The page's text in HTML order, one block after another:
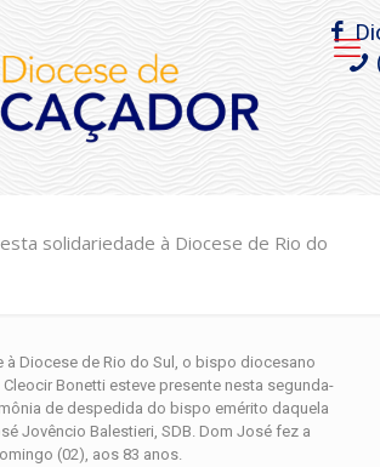
solidariedade à Diocese de Rio do
à Diocese de Rio do Sul, o bispo diocesano
Bonetti esteve presente nesta segunda-
de despedida do bispo emérito daquela
Jovêncio Balestieri, SDB. Dom José fez a
(02), aos 83 anos.